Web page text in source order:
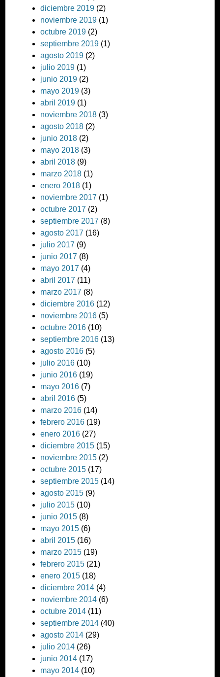
diciembre 2019 (2)
noviembre 2019 (1)
octubre 2019 (2)
septiembre 2019 (1)
agosto 2019 (2)
julio 2019 (1)
junio 2019 (2)
mayo 2019 (3)
abril 2019 (1)
noviembre 2018 (3)
agosto 2018 (2)
junio 2018 (2)
mayo 2018 (3)
abril 2018 (9)
marzo 2018 (1)
enero 2018 (1)
noviembre 2017 (1)
octubre 2017 (2)
septiembre 2017 (8)
agosto 2017 (16)
julio 2017 (9)
junio 2017 (8)
mayo 2017 (4)
abril 2017 (11)
marzo 2017 (8)
diciembre 2016 (12)
noviembre 2016 (5)
octubre 2016 (10)
septiembre 2016 (13)
agosto 2016 (5)
julio 2016 (10)
junio 2016 (19)
mayo 2016 (7)
abril 2016 (5)
marzo 2016 (14)
febrero 2016 (19)
enero 2016 (27)
diciembre 2015 (15)
noviembre 2015 (2)
octubre 2015 (17)
septiembre 2015 (14)
agosto 2015 (9)
julio 2015 (10)
junio 2015 (8)
mayo 2015 (6)
abril 2015 (16)
marzo 2015 (19)
febrero 2015 (21)
enero 2015 (18)
diciembre 2014 (4)
noviembre 2014 (6)
octubre 2014 (11)
septiembre 2014 (40)
agosto 2014 (29)
julio 2014 (26)
junio 2014 (17)
mayo 2014 (10)